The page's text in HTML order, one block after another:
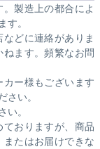
製造上の都合によ
。
どに連絡がありま
ねます。頻繁なお問
ー様もございます
い。
。
おりますが、商品
たはお届けできな